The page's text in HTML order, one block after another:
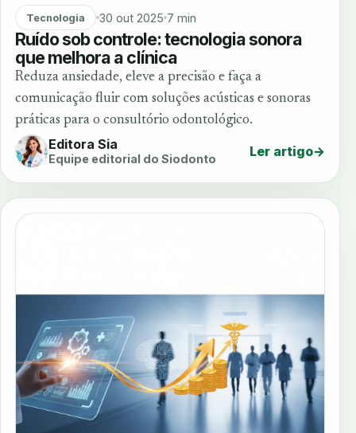
Tecnologia 30 out 2025 7 min
Ruído sob controle: tecnologia sonora
que melhora a clínica
Reduza ansiedade, eleve a precisão e faça a
comunicação fluir com soluções acústicas e sonoras
práticas para o consultório odontológico.
Editora Sia
Equipe editorial do Siodonto Ler artigo→